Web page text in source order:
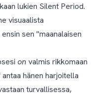
lukien Silent Period.
visuaalista
sen "maanalaisen
on valmis rikkomaan
hänen harjoitella
turvallisessa,